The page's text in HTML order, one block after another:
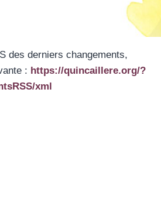
des derniers changements,
: https://quincaillere.org/?
xml